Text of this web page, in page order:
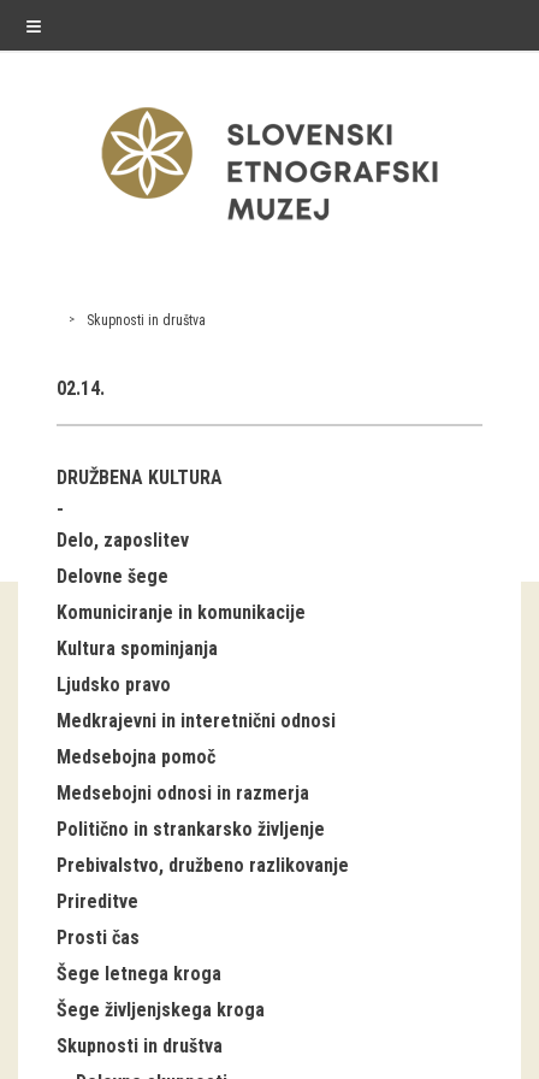
≡
exhibitions
Past exhibitions
Virtual tours
public programme
Guided tours
Workshops
Group visits
education
publications
Books
DVD-s
projects
Skupnosti in društva
02.14.
DRUŽBENA KULTURA
Delo, zaposlitev
Delovne šege
Komuniciranje in komunikacije
Kultura spominjanja
Ljudsko pravo
Medkrajevni in interetnični odnosi
Medsebojna pomoč
Medsebojni odnosi in razmerja
Politično in strankarsko življenje
Prebivalstvo, družbeno razlikovanje
Prireditve
Prosti čas
Šege letnega kroga
Šege življenjskega kroga
Skupnosti in društva